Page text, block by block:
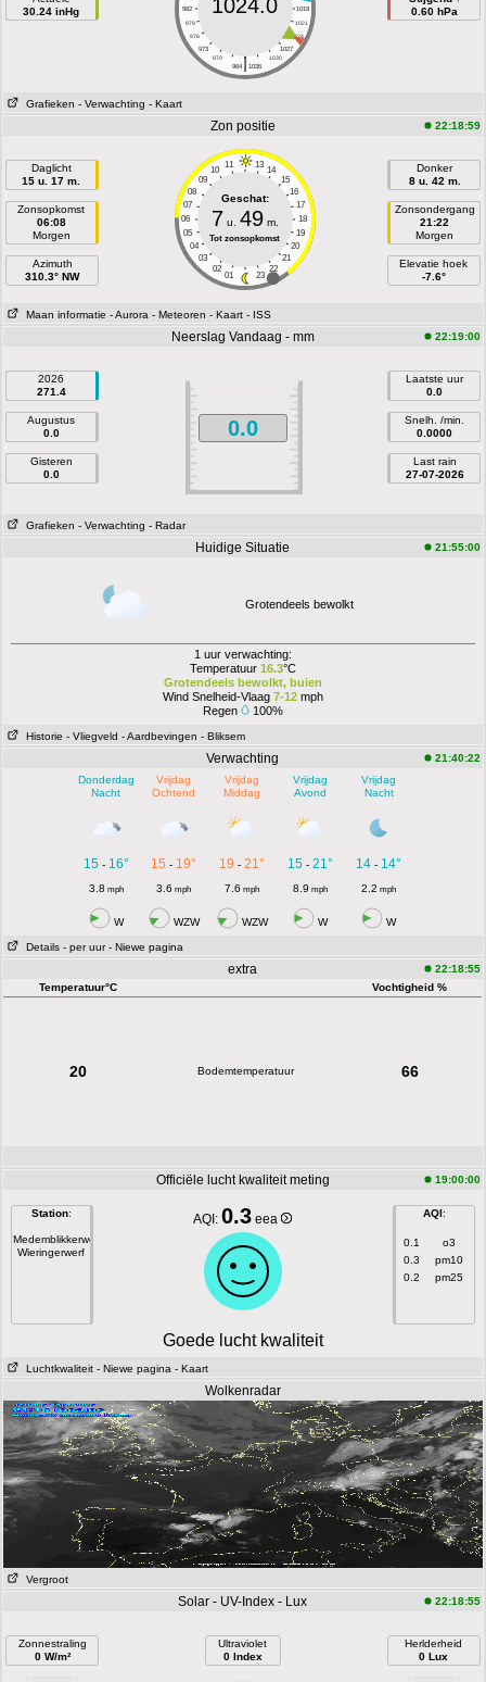
30.24 inHg
982
1018
979
1021
976
1024
973
1027
970
1030
|
964 1036
1024.0
0.60 hPa
Grafieken - Verwachting - Kaart
Zon positie 22:18:59
Daglicht
15 u. 17 m.
Zonsopkomst
06:08
Morgen
Azimuth
310.3° NW
11 13
10
14
09
15
08
16
07
17
06
18
05
19
04
20
03
21
02
22
01 23
Geschat:
7 u. 49m.
Tot zonsopkomst
Donker
8 u. 42 m.
Zonsondergang
21:22
Morgen
Elevatie hoek
-7.6°
Maan informatie - Aurora - Meteoren - Kaart - ISS
Neerslag Vandaag - mm 22:19:00
2026
271.4
Augustus
0.0
Gisteren
0.0
0.0
Laatste uur
0.0
Snelh. /min.
0.0000
Last rain
27-07-2026
Grafieken - Verwachting - Radar
Huidige Situatie 21:55:00
Grotendeels bewolkt
1 uur verwachting:
Temperatuur 16.3°C
Grotendeels bewolkt, buien
Wind Snelheid-Vlaag 7-12mph
Regen
100%
Historie - Vliegveld - Aardbevingen - Bliksem
Verwachting
21:40:22
Donderdag
Nacht
Vrijdag
Ochtend
Vrijdag
Middag
Vrijdag
Avond
Vrijdag
Nacht
15- 16° 15 - 19° 19 -21° 15 -21° 14 - 14°
3.8 mph 3.6 mph 7.6 mph 8.9 mph 2.2 mph
W WZW WZW W W
Details - per uur - Niewe pagina
extra
22:18:55
Temperatuur°C
Vochtigheid %
20 Bodemtemperatuur 66
Officiële lucht kwaliteit meting 19:00:00
Station:
Medemblikkerweg
Wieringerwerf
AQI:0.3 eea AQI:
0.1
o3
0.3
pm10
0.2
pm25
Goede lucht kwaliteit
Luchtkwaliteit - Niewe pagina - Kaart
Wolkenradar
Vergroot
Solar - UV-Index - Lux 22:18:55
Zonnestraling
0 W/m²
Ultraviolet
0 Index
Herlderheid
0 Lux